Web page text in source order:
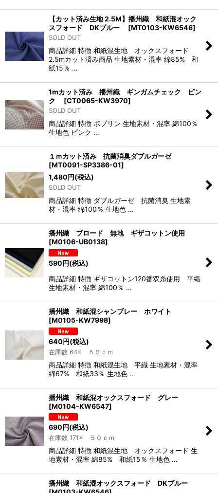
【カット済み生地 2.5M】播州織 和紙混オック
スフォード DKブルー
[MT0103-KW6546]
SOLD OUT
商品詳細 特徴 和紙混生地 オックスフォード
2.5mカット済み商品 生地素材・混率 綿85% 和
紙15％ …
1mカット済み 播州織 ギンガムチェック ピン
ク
[CT0065-KW3970]
SOLD OUT
商品詳細 特徴 ポプリン 生地素材・混率 綿100％
生地色 ピンク …
１ｍカット済み 抗菌消臭ダブルガーゼ
[MT0091-SP3386-01]
1,480円(税込)
SOLD OUT
商品詳細 特徴 ダブルガーゼ 抗菌消臭 生地素
材・混率 綿100％ 生地色 …
播州織 ブロード 無地 ギザコットン使用
[M0106-UB0138]
590円(税込)
商品詳細 特徴 ギザコットン120番双糸使用 平織
生地素材・混率 綿100％ …
播州織 和紙混シャンブレー ホワイト
[M0105-KW7998]
640円(税込)
在庫数 64× ５０ｃｍ
商品詳細 特徴 和紙混生地 平織 生地素材・混率
綿67% 和紙33％ 生地色 …
播州織 和紙混オックスフォード グレー
[M0104-KW6547]
690円(税込)
在庫数 171× ５０ｃｍ
商品詳細 特徴 和紙混生地 オックスフォード 生
地素材・混率 綿85% 和紙15％ 生地色 …
播州織 和紙混オックスフォード DKブルー